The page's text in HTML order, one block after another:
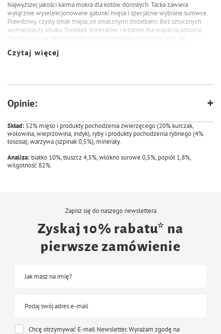
Najwyższej jakości karma mokra dla kotów dorosłych.Tacka zawiera
wyłącznie wyselekcjonowane gatunki mięsa i specjalnie wybrane surowce.
Prawdziwy, czysty smak mięsa, ze smacznymi dodatkami. Bez sztucznych
wzmacniaczy smaku. Dodatek minerałów i witamin dla wsparcia zdrowia.
Nie zawiera soi, żadnych sztucznych barwników, konserwantów, ani
Czytaj więcej
Opinie:
Skład: 52% mięso i produkty pochodzenia zwierzęcego (20% kurczak,
wołowina, wieprzowina, indyk), ryby i produkty pochodzenia rybnego (4%
łososia), warzywa (szpinak 0,5%), minerały.
Analiza: białko 10%, tłuszcz 4,5%, włókno surowe 0,5%, popiół 1,8%,
wilgotność 82%.
Zapisz się do naszego newslettera
Zyskaj 10% rabatu* na
pierwsze zamówienie
Jak masz na imię?
Podaj swój adres e-mail
Chcę otrzymywać E-mail Newsletter. Wyrażam zgodę na